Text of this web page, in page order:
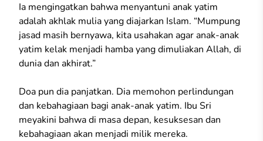
Ia mengingatkan bahwa menyantuni anak yatim
adalah akhlak mulia yang diajarkan Islam. “Mumpung
jasad masih bernyawa, kita usahakan agar anak-anak
yatim kelak menjadi hamba yang dimuliakan Allah, di
dunia dan akhirat.”
Doa pun dia panjatkan. Dia memohon perlindungan
dan kebahagiaan bagi anak-anak yatim. Ibu Sri
meyakini bahwa di masa depan, kesuksesan dan
kebahagiaan akan menjadi milik mereka.